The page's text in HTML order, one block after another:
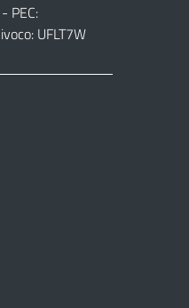
PEC:
UFLT7W